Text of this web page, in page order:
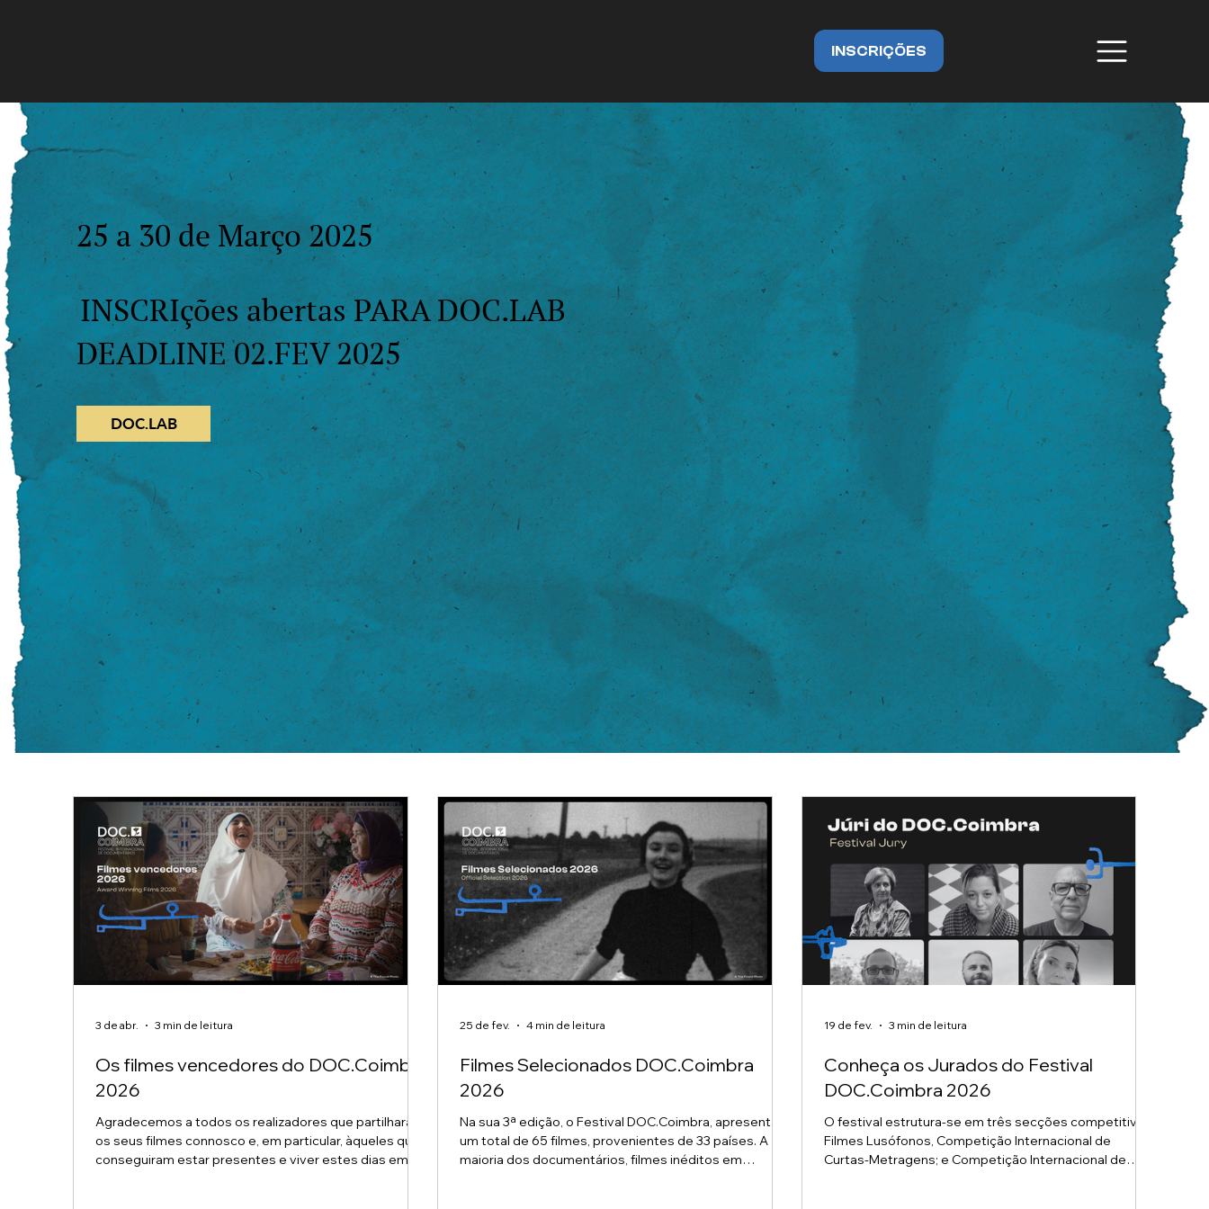
INSCRIÇÕES
25 a 30 de Março 2025
INSCRIções abertas PARA DOC.LAB
DEADLINE 02.FEV 2025
DOC.LAB
Os filmes vencedores do DOC.Coimbra
2026
Agradecemos a todos os realizadores que partilharam
os seus filmes connosco e, em particular, àqueles que
conseguiram estar presentes e viver estes dias em
3 de abr. 3 min de leitura
Filmes Selecionados DOC.Coimbra
2026
Na sua 3ª edição, o Festival DOC.Coimbra, apresenta
um total de 65 filmes, provenientes de 33 países. A
maioria dos documentários, filmes inéditos em
25 de fev. 4 min de leitura
Conheça os Jurados do Festival
DOC.Coimbra 2026
O festival estrutura-se em três secções competitivas:
Filmes Lusófonos, Competição Internacional de
Curtas-Metragens; e Competição Internacional de
19 de fev. 3 min de leitura